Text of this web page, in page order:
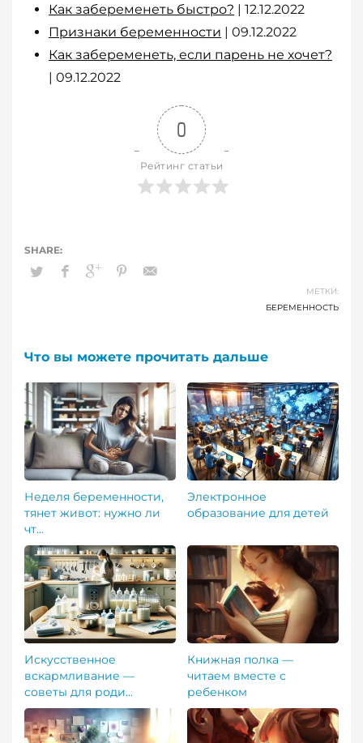
Как забеременеть быстро? | 12.12.2022
Признаки беременности | 09.12.2022
Как забеременеть, если парень не хочет?
| 09.12.2022
0
Рейтинг статьи
МЕТКИ:
БЕРЕМЕННОСТЬ
Что вы можете прочитать дальше
Неделя беременности,
тянет живот: нужно ли
чт...
Искусственное
вскармливание —
советы для роди...
Электронное
образование для детей
Книжная полка —
читаем вместе с
ребенком